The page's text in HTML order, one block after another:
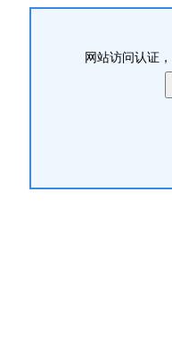
网站访问认证